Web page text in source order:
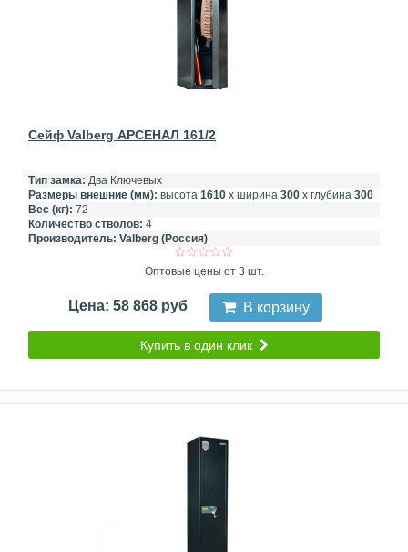
Сейф Valberg АРСЕНАЛ 161/2
Тип замка: Два Ключевых
Размеры внешние (мм): высота 1610 х ширина 300 х глубина 300
Вес (кг): 72
Количество стволов: 4
Производитель: Valberg (Россия)
Оптовые цены от 3 шт.
Цена: 58 868 руб В корзину
Купить в один клик